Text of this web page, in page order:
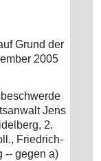
Grund der
2005
Jens
2.
Friedrich-
-- gegen a)